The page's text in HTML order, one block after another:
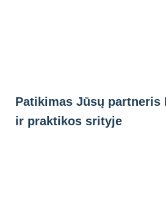
Patikimas Jūsų partneris
ir praktikos srityje